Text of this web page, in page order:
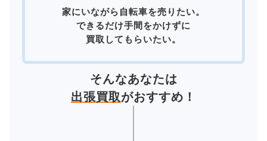
家にいながら自転車を売りたい。
できるだけ手間をかけずに
買取してもらいたい。
そんなあなたは
出張買取がおすすめ！